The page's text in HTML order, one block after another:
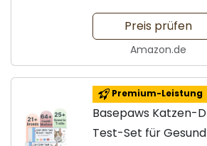
Preis prüfen
Amazon.de
Premium-Leistung
Basepaws Katzen-
Test-Set für